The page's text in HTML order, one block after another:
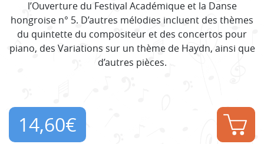
l’Ouverture du Festival Académique et la Danse
hongroise n° 5. D’autres mélodies incluent des thèmes
du quintette du compositeur et des concertos pour
piano, des Variations sur un thème de Haydn, ainsi que
d’autres pièces.
14,60€